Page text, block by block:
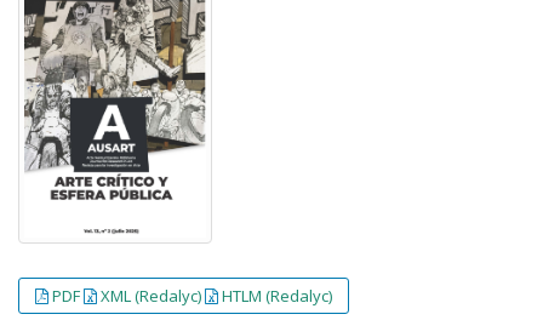
PDF XML (Redalyc) HTLM (Redalyc)